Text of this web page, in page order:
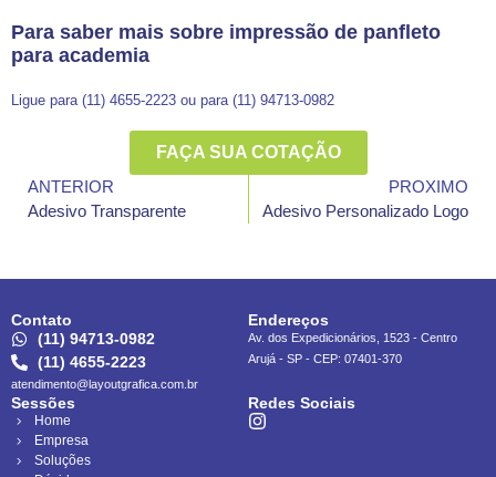
Para saber mais sobre impressão de panfleto
para academia
Ligue para (11) 4655-2223 ou para (11) 94713-0982
FAÇA SUA COTAÇÃO
ANTERIOR
Adesivo Transparente
PROXIMO
Adesivo Personalizado Logo
Contato
(11) 94713-0982
(11) 4655-2223
atendimento@layoutgrafica.com.br
Endereços
Av. dos Expedicionários, 1523 - Centro
Arujá - SP - CEP: 07401-370
Sessões
Home
Empresa
Soluções
Redes Sociais